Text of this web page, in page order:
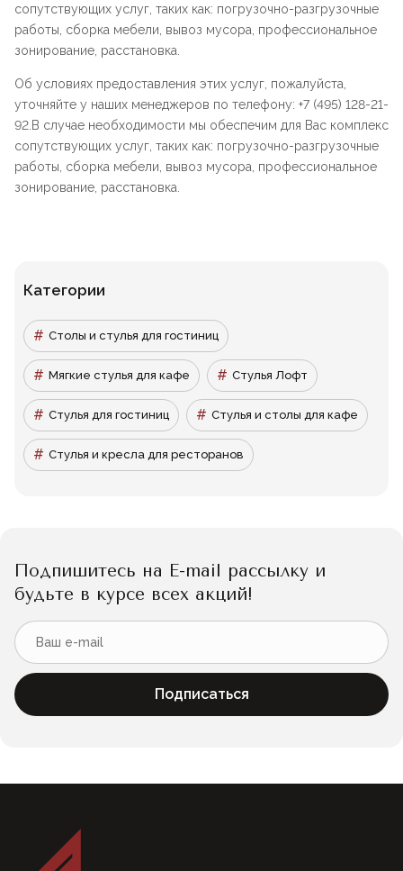
сопутствующих услуг, таких как: погрузочно-разгрузочные
работы, сборка мебели, вывоз мусора, профессиональное
зонирование, расстановка.
Об условиях предоставления этих услуг, пожалуйста,
уточняйте у наших менеджеров по телефону: +7 (495) 128-21-
92.В случае необходимости мы обеспечим для Вас комплекс
сопутствующих услуг, таких как: погрузочно-разгрузочные
работы, сборка мебели, вывоз мусора, профессиональное
зонирование, расстановка.
Категории
Столы и стулья для гостиниц
Мягкие стулья для кафе Стулья Лофт
Стулья для гостиниц Стулья и столы для кафе
Стулья и кресла для ресторанов
Подпишитесь на E-mail рассылку и
будьте в курсе всех акций!
Подписаться